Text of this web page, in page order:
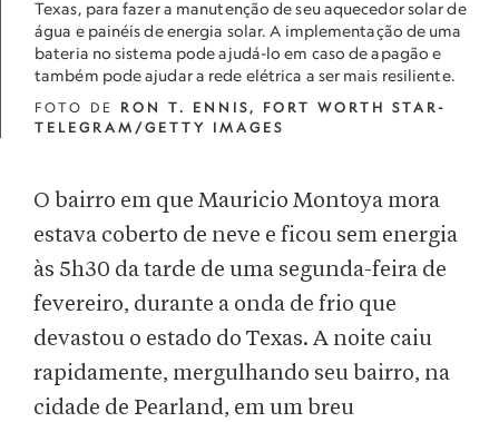
Texas, para fazer a manutenção de seu aquecedor solar de
água e painéis de energia solar. A implementação de uma
bateria no sistema pode ajudá-lo em caso de apagão e
também pode ajudar a rede elétrica a ser mais resiliente.
FOTO DE RON T. ENNIS, FORT WORTH STAR-
TELEGRAM/GETTY IMAGES
O bairro em que Mauricio Montoya mora
estava coberto de neve e ficou sem energia
às 5h30 da tarde de uma segunda-feira de
fevereiro, durante a onda de frio que
devastou o estado do Texas. A noite caiu
rapidamente, mergulhando seu bairro, na
cidade de Pearland, em um breu